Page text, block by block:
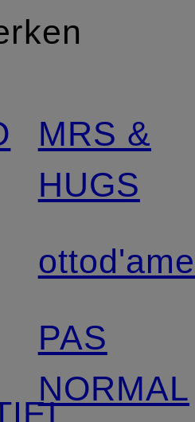
MRS &
HUGS
ottod'ame
PAS
NORMAL